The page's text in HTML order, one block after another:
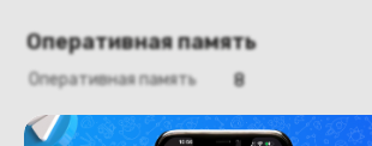
Оперативная память
Оперативная память 8